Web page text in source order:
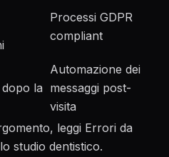
Processi GDPR
compliant
la
Automazione dei
messaggi post-
visita
leggi Errori da
studio dentistico.